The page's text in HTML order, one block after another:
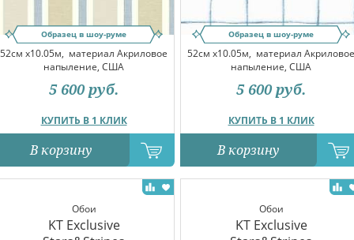
Образец в шоу-руме
52см x10.05м, материал Акриловое
напыление, США
КУПИТЬ В 1 КЛИК
5 600 руб.
В корзину
Образец в шоу-руме
52см x10.05м, материал Акриловое
напыление, США
КУПИТЬ В 1 КЛИК
5 600 руб.
В корзину
Обои
KT Exclusive
Обои
KT Exclusive